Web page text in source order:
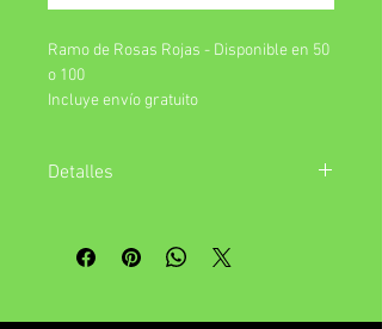
Ramo de Rosas Rojas - Disponible en 50
o 100
Incluye envío gratuito
Detalles